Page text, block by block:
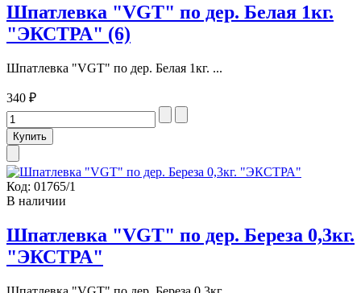
Шпатлевка "VGT" по дер. Белая 1кг.
"ЭКСТРА" (6)
Шпатлевка "VGT" по дер. Белая 1кг. ...
340 ₽
Код: 01765/1
В наличии
Шпатлевка "VGT" по дер. Береза 0,3кг.
"ЭКСТРА"